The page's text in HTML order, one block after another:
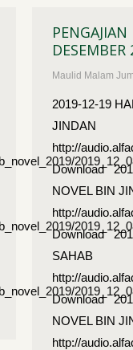
DESEMBER
Maulid Malam
2019-12-19
JINDAN
http://
Download
NOVEL BIN
http://
Download
SAHAB
http://
Download
NOVEL BIN
http://